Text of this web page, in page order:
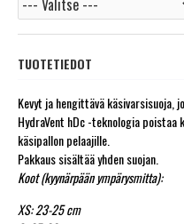
TUOTETIEDOT
Kevyt ja hengittävä käsivarsisuoja,
HydraVent hDc -teknologia
käsipallon pelaajille.
Pakkaus sisältää yhden suojan.
Koot (kyynärpään ympärysmitta):
XS: 23-25 cm